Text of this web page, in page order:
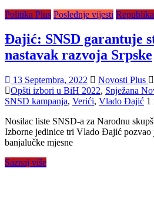
Politika Plus Poslednje vijesti
Đajić: SNSD garantuje
nastavak razvoja Srpske
13 Septembra, 2022 Novosti Plus
Opšti izbori u BiH 2022, Snježana
SNSD kampanja, Verići, Vlado Đajić 1
Nosilac liste SNSD-a za Narodnu
Izborne jedinice tri Vlado Đajić pozvao
banjalučke mjesne
Saznaj više